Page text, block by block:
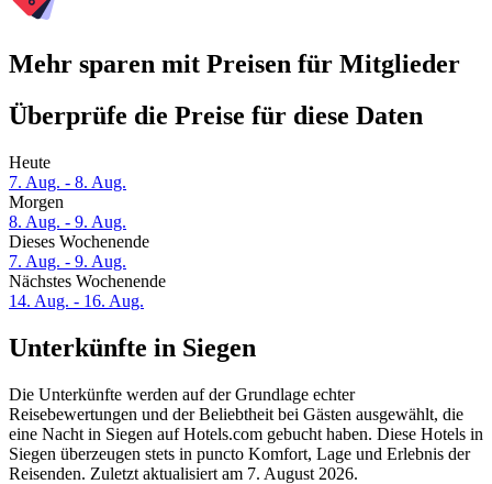
Mehr sparen mit Preisen für Mitglieder
Überprüfe die Preise für diese Daten
Heute
7. Aug. - 8. Aug.
Morgen
8. Aug. - 9. Aug.
Dieses Wochenende
7. Aug. - 9. Aug.
Nächstes Wochenende
14. Aug. - 16. Aug.
Unterkünfte in Siegen
Die Unterkünfte werden auf der Grundlage echter
Reisebewertungen und der Beliebtheit bei Gästen ausgewählt, die
eine Nacht in Siegen auf Hotels.com gebucht haben. Diese Hotels in
Siegen überzeugen stets in puncto Komfort, Lage und Erlebnis der
Reisenden. Zuletzt aktualisiert am 7. August 2026.